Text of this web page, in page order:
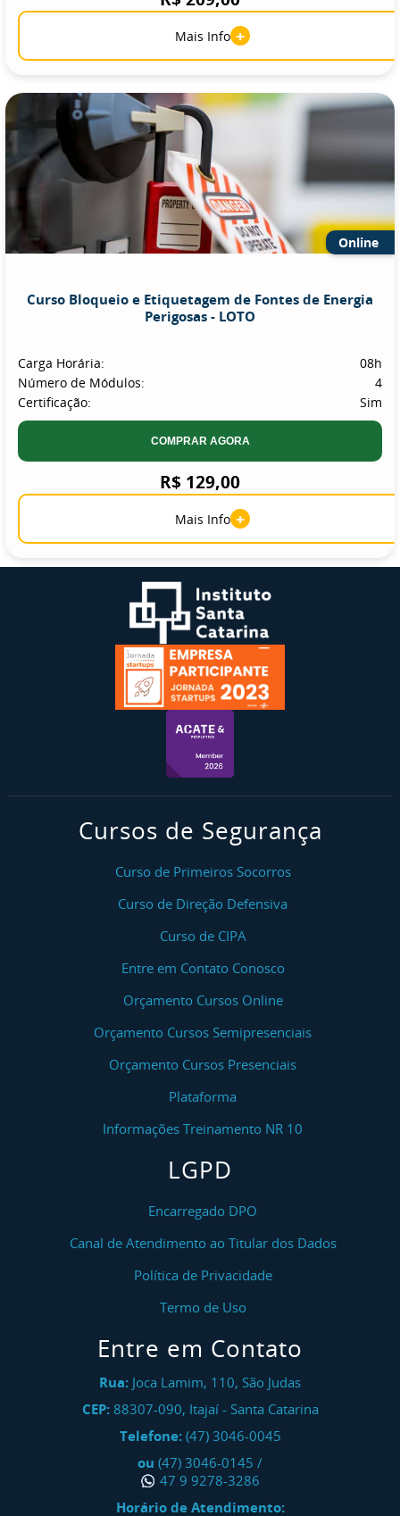
Mais Info +
Online
Curso Bloqueio e Etiquetagem de Fontes de Energia
Perigosas - LOTO
Carga Horária:
08h
Número de Módulos:
4
Certificação:
Sim
COMPRAR AGORA
R$ 129,00
Mais Info +
Cursos de Segurança
Curso de Primeiros Socorros
Curso de Direção Defensiva
Curso de CIPA
Entre em Contato Conosco
Orçamento Cursos Online
Orçamento Cursos Semipresenciais
Orçamento Cursos Presenciais
Plataforma
Informações Treinamento NR 10
LGPD
Encarregado DPO
Canal de Atendimento ao Titular dos Dados
Política de Privacidade
Termo de Uso
Entre em Contato
Rua: Joca Lamim, 110, São Judas
CEP: 88307-090, Itajaí- Santa Catarina
Telefone: (47) 3046-0045
ou (47) 3046-0145 /
47 9 9278-3286
Horário de Atendimento: